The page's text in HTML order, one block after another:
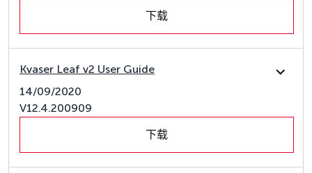
下载
Kvaser Leaf v2 User Guide
14/09/2020
V12.4.200909
下载